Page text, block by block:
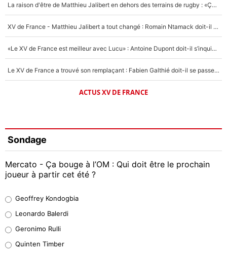
La raison d'être de Matthieu Jalibert en dehors des terrains de rugby : «Ça m'atteint autant que si tu touches à un membre de ma famille»
XV de France - Matthieu Jalibert a tout changé : Romain Ntamack doit-il s’inquiéter pour sa place à un an de la Coupe du monde ?
«Le XV de France est meilleur avec Lucu» : Antoine Dupont doit-il s’inquiéter pour sa place ?
Le XV de France a trouvé son remplaçant : Fabien Galthié doit-il se passer d'Antoine Dupont ?
ACTUS XV DE FRANCE
Sondage
Mercato - Ça bouge à l’OM : Qui doit être le prochain
joueur à partir cet été ?
38%
32%
Geoffrey Kondogbia
Leonardo Balerdi
Geronimo Rulli
Quinten Timber